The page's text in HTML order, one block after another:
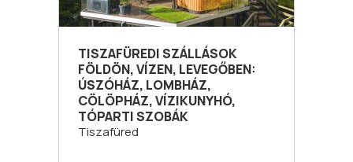
TISZAFÜREDI SZÁLLÁSOK
FÖLDÖN, VÍZEN, LEVEGŐBEN:
ÚSZÓHÁZ, LOMBHÁZ,
CÖLÖPHÁZ, VÍZIKUNYHÓ,
TÓPARTI SZOBÁK
Tiszafüred